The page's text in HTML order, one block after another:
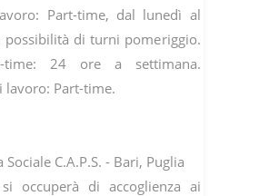
Part-time, dal lunedì al
possibilità di turni pomeriggio.
time: 24 ore a settimana.
lavoro: Part-time.
Sociale C.A.P.S. - Bari, Puglia
occuperà di accoglienza ai